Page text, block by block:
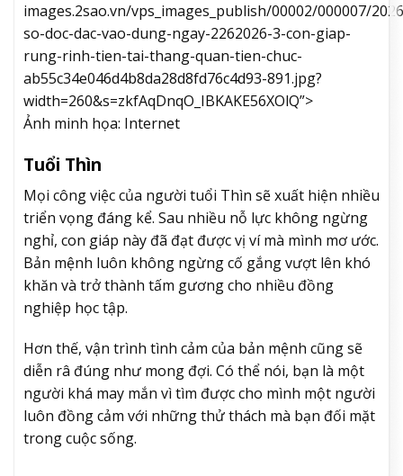
images.2sao.vn/vps_images_publish/00002/000007/
so-doc-dac-vao-dung-ngay-2262026-3-con-giap-
rung-rinh-tien-tai-thang-quan-tien-chuc-
ab55c34e046d4b8da28d8fd76c4d93-891.jpg?
width=260&s=zkfAqDnqO_IBKAKE56XOlQ”>
Ảnh minh họa: Internet
Tuổi Thìn
Mọi công việc của người tuổi Thìn sẽ xuất hiện nhiều
triển vọng đáng kể. Sau nhiều nỗ lực không ngừng
nghỉ, con giáp này đã đạt được vị ví mà mình mơ ước.
Bản mệnh luôn không ngừng cố gắng vượt lên khó
khăn và trở thành tấm gương cho nhiều đồng
nghiệp học tập.
Hơn thế, vận trình tình cảm của bản mệnh cũng sẽ
diễn râ đúng như mong đợi. Có thể nói, bạn là một
người khá may mắn vì tìm được cho mình một người
luôn đồng cảm với những thử thách mà bạn đối mặt
trong cuộc sống.